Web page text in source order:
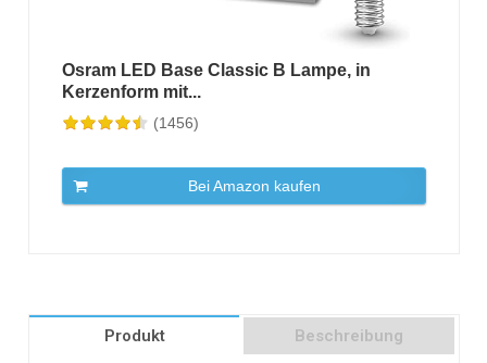
Osram LED Base Classic B Lampe, in
Kerzenform mit...
(1456)
Bei Amazon kaufen
Produkt Beschreibung